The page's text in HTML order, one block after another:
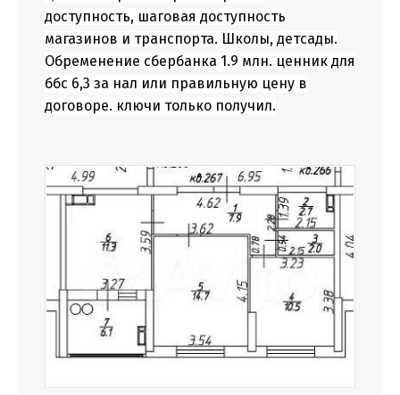
доступность, шаговая доступность
магазинов и транспорта. Школы, детсады.
Обременение сбербанка 1.9 млн. ценник для
ббс 6,3 за нал или правильную цену в
договоре. ключи только получил.